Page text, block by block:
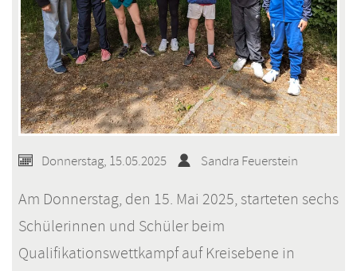
Donnerstag, 15.05.2025 Sandra Feuerstein
Am Donnerstag, den 15. Mai 2025, starteten sechs
Schülerinnen und Schüler beim
Qualifikationswettkampf auf Kreisebene in